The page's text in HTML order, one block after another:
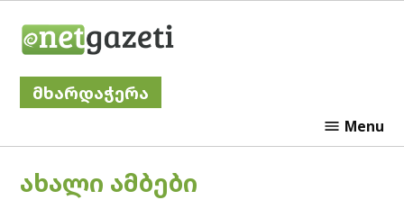
მხარდაჭერა
Menu
POSTED
ᲐᲮᲐᲚᲘ ᲐᲛᲑᲔᲑᲘ